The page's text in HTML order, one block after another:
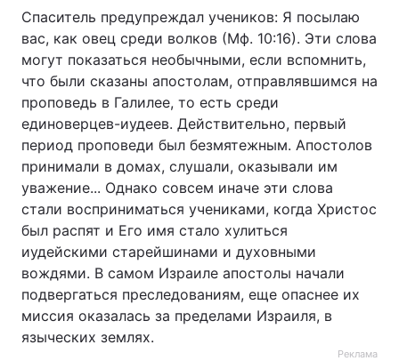
Спаситель предупреждал учеников: Я посылаю
вас, как овец среди волков (Мф. 10:16). Эти слова
могут показаться необычными, если вспомнить,
что были сказаны апостолам, отправлявшимся на
проповедь в Галилее, то есть среди
единоверцев-иудеев. Действительно, первый
период проповеди был безмятежным. Апостолов
принимали в домах, слушали, оказывали им
уважение... Однако совсем иначе эти слова
стали восприниматься учениками, когда Христос
был распят и Его имя стало хулиться
иудейскими старейшинами и духовными
вождями. В самом Израиле апостолы начали
подвергаться преследованиям, еще опаснее их
миссия оказалась за пределами Израиля, в
языческих землях.
Реклама